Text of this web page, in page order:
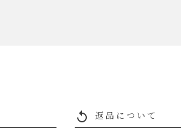
replay 返品について